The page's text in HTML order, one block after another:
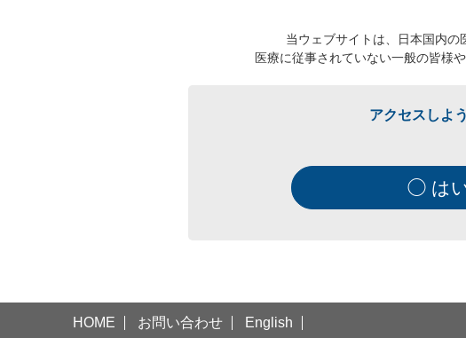
当ウェブサイトは、日本国内の
医療に従事されていない一般の皆様
アクセスしよ
◯ は
HOME お問い合わせ English